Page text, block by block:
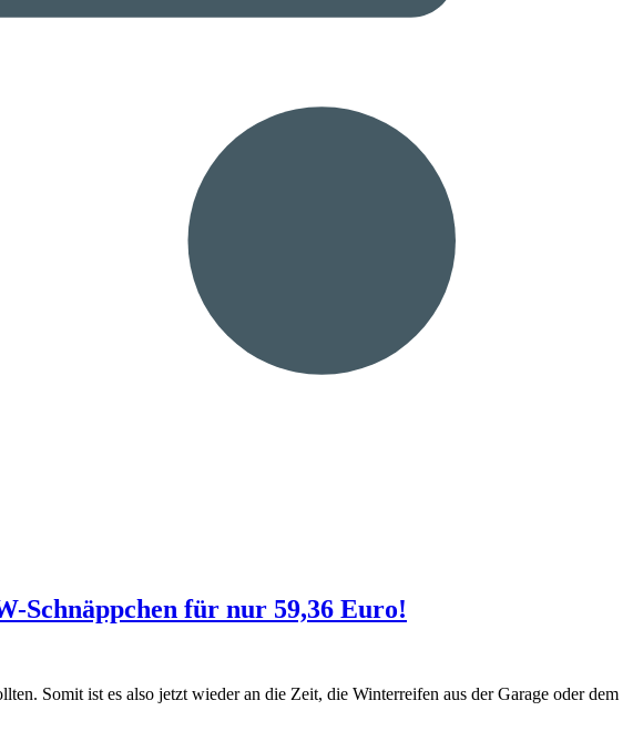
Schnäppchen für nur 59,36 Euro!
Somit ist es also jetzt wieder an die Zeit, die Winterreifen aus der Garage oder dem